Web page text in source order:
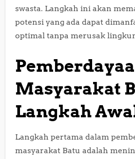
swasta. Langkah ini akan
potensi yang ada dapat
optimal tanpa merusak
Masyarakat
Langkah
Langkah pertama dalam
masyarakat Batu adalah